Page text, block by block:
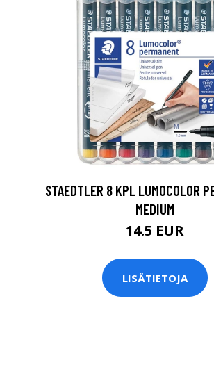
STAEDTLER 8 KPL LUMOCOLOR
MEDIUM
14.5 EUR
LISÄTIETOJA